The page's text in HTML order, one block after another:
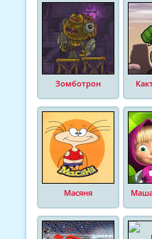
Зомботрон
Масяня